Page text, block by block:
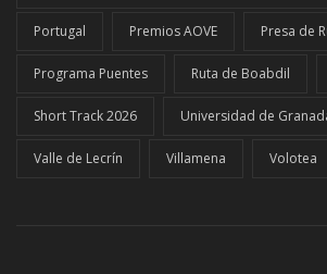
Portugal Premios AOVE Presa de
Programa Puentes Ruta de Boabdil
Short Track 2026 Universidad de
Valle de Lecrín Villamena Volotea